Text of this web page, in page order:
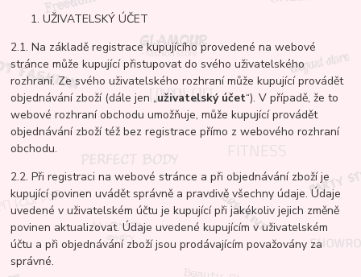
UŽIVATELSKÝ ÚČET
2.1. Na základě registrace kupujícího provedené na webové
stránce může kupující přistupovat do svého uživatelského
rozhraní. Ze svého uživatelského rozhraní může kupující provádět
objednávání zboží (dále jen „uživatelský účet“). V případě, že to
webové rozhraní obchodu umožňuje, může kupující provádět
objednávání zboží též bez registrace přímo z webového rozhraní
obchodu.
2.2. Při registraci na webové stránce a při objednávání zboží je
kupující povinen uvádět správně a pravdivě všechny údaje. Údaje
uvedené v uživatelském účtu je kupující při jakékoliv jejich změně
povinen aktualizovat. Údaje uvedené kupujícím v uživatelském
účtu a při objednávání zboží jsou prodávajícím považovány za
správné.